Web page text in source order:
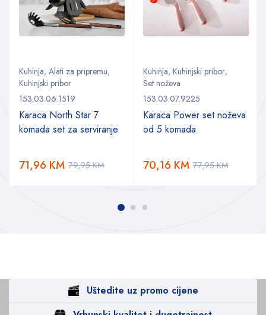
Kuhinja, Alati za pripremu,
Kuhinjski pribor
153.03.06.1519
Karaca North Star 7
komada set za serviranje
79,95KM
71,96 KM
Kuhinja, Kuhinjski pribor,
Set noževa
153.03.07.9225
Karaca Power set noževa
od 5 komada
77,95KM
70,16 KM
Uštedite uz promo cijene